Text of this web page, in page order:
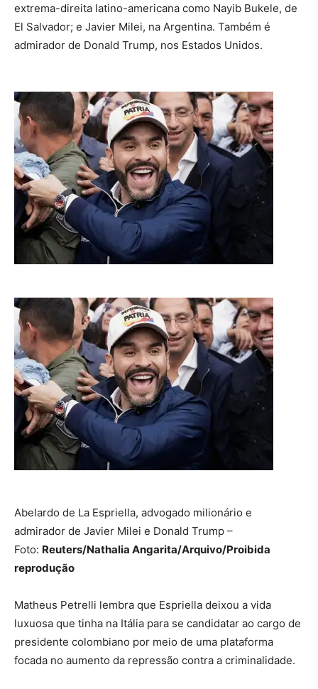
extrema-direita latino-americana como Nayib Bukele, de
El Salvador; e Javier Milei, na Argentina. Também é
admirador de Donald Trump, nos Estados Unidos.
Abelardo de La Espriella, advogado milionário e
admirador de Javier Milei e Donald Trump –
Foto: Reuters/Nathalia Angarita/Arquivo/Proibida
reprodução
Matheus Petrelli lembra que Espriella deixou a vida
luxuosa que tinha na Itália para se candidatar ao cargo de
presidente colombiano por meio de uma plataforma
focada no aumento da repressão contra a criminalidade.